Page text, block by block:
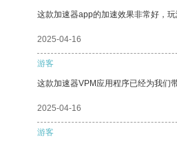
这款加速器app的加速效果非常好，
2025-04-16
游客
这款加速器VPM应用程序已经为我们
2025-04-16
游客